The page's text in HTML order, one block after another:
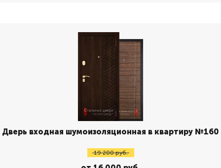
Дверь входная шумоизоляционная в квартиру №160
19 200 руб.